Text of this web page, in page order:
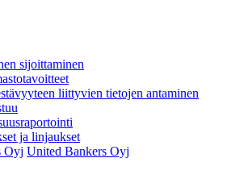
sijoittaminen
liittyvien tietojen antaminen
ja linjaukset
Oyj United Bankers Oyj